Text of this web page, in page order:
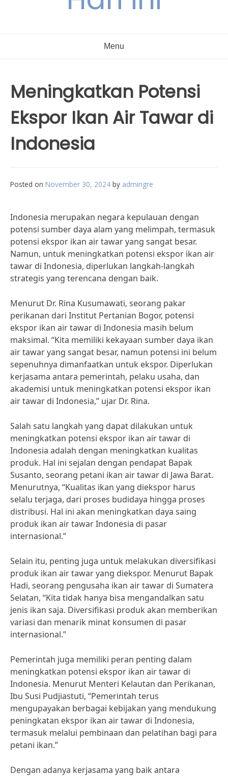
Menu
Meningkatkan Potensi
Ekspor Ikan Air Tawar di
Indonesia
Posted on November 30, 2024 by admingre
Indonesia merupakan negara kepulauan dengan
potensi sumber daya alam yang melimpah, termasuk
potensi ekspor ikan air tawar yang sangat besar.
Namun, untuk meningkatkan potensi ekspor ikan air
tawar di Indonesia, diperlukan langkah-langkah
strategis yang terencana dengan baik.
Menurut Dr. Rina Kusumawati, seorang pakar
perikanan dari Institut Pertanian Bogor, potensi
ekspor ikan air tawar di Indonesia masih belum
maksimal. “Kita memiliki kekayaan sumber daya ikan
air tawar yang sangat besar, namun potensi ini belum
sepenuhnya dimanfaatkan untuk ekspor. Diperlukan
kerjasama antara pemerintah, pelaku usaha, dan
akademisi untuk meningkatkan potensi ekspor ikan
air tawar di Indonesia,” ujar Dr. Rina.
Salah satu langkah yang dapat dilakukan untuk
meningkatkan potensi ekspor ikan air tawar di
Indonesia adalah dengan meningkatkan kualitas
produk. Hal ini sejalan dengan pendapat Bapak
Susanto, seorang petani ikan air tawar di Jawa Barat.
Menurutnya, “Kualitas ikan yang diekspor harus
selalu terjaga, dari proses budidaya hingga proses
distribusi. Hal ini akan meningkatkan daya saing
produk ikan air tawar Indonesia di pasar
internasional.”
Selain itu, penting juga untuk melakukan diversifikasi
produk ikan air tawar yang diekspor. Menurut Bapak
Hadi, seorang pengusaha ikan air tawar di Sumatera
Selatan, “Kita tidak hanya bisa mengandalkan satu
jenis ikan saja. Diversifikasi produk akan memberikan
variasi dan menarik minat konsumen di pasar
internasional.”
Pemerintah juga memiliki peran penting dalam
meningkatkan potensi ekspor ikan air tawar di
Indonesia. Menurut Menteri Kelautan dan Perikanan,
Ibu Susi Pudjiastuti, “Pemerintah terus
mengupayakan berbagai kebijakan yang mendukung
peningkatan ekspor ikan air tawar di Indonesia,
termasuk melalui pembinaan dan pelatihan bagi para
petani ikan.”
Dengan adanya kerjasama yang baik antara